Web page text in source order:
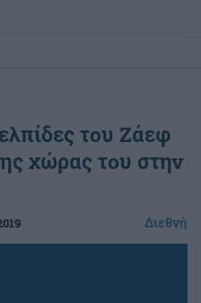
του Ζάεφ
χώρας του στην
Διεθνή